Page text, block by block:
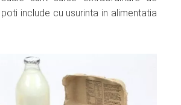
include cu usurinta in alimentatia